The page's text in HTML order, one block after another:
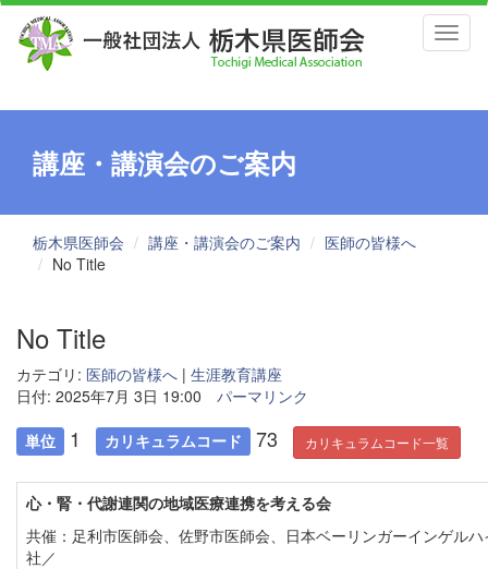
講座・講演会のご案内
栃木県医師会 講座・講演会のご案内
医師の皆様へ
No Title
No Title
カテゴリ: 医師の皆様へ | 生涯教育講座
日付: 2025年7月 3日 19:00
パーマリンク
単位 1 カリキュラムコード 73 カリキュラムコード一覧
心・腎・代謝連関の地域医療連携を考える会
共催：足利市医師会、佐野市医師会、日本ベーリンガーインゲル
社／